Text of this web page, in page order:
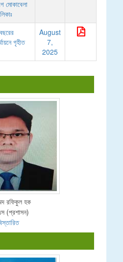
মোকাবেলা
গৃহীত
August
7,
2025
রফিকুল হক
(প্রশাসন)